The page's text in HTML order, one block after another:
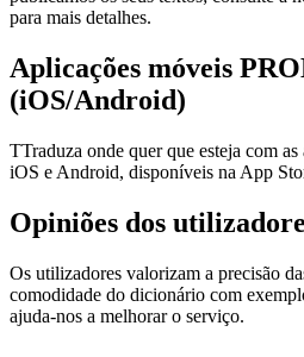
para mais detalhes.
Aplicações móveis
(iOS/Android)
TTraduza onde quer que esteja com
iOS e Android, disponíveis na App
Opiniões dos
Os utilizadores valorizam a precisão
comodidade do dicionário com
ajuda-nos a melhorar o serviço.